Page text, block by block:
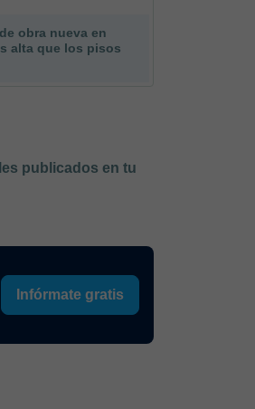
obra nueva en
alta que los pisos
publicados en tu
Infórmate gratis